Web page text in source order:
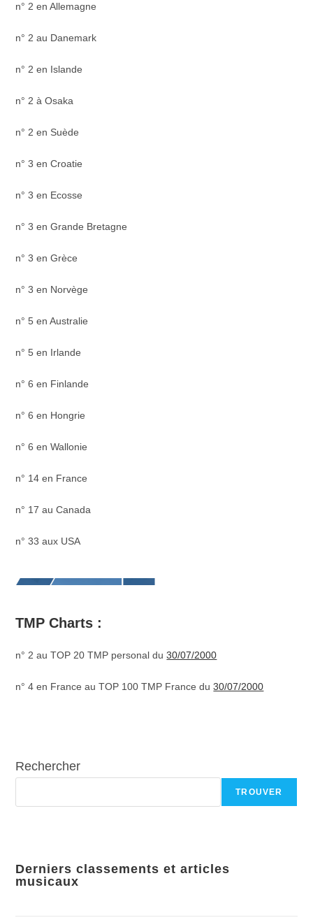
n° 2 en Allemagne
n° 2 au Danemark
n° 2 en Islande
n° 2 à Osaka
n° 2 en Suède
n° 3 en Croatie
n° 3 en Ecosse
n° 3 en Grande Bretagne
n° 3 en Grèce
n° 3 en Norvège
n° 5 en Australie
n° 5 en Irlande
n° 6 en Finlande
n° 6 en Hongrie
n° 6 en Wallonie
n° 14 en France
n° 17 au Canada
n° 33 aux USA
TMP Charts :
n° 2 au TOP 20 TMP personal du30/07/2000
n° 4 en France au TOP 100 TMP France du30/07/2000
Rechercher
TROUVER
Derniers classements et articles
musicaux